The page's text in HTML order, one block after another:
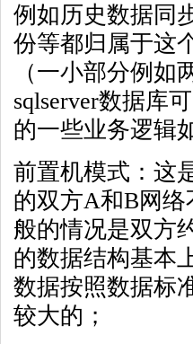
例如历史数据同
份等都归属于这
（一小部分例
sqlserver数据库
的一些业务逻辑
前置机模式：这
的双方A和B网
般的情况是双方
的数据结构基本
数据按照数据标
较大的；